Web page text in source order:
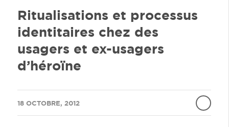
Ritualisations et processus
identitaires chez des
usagers et ex-usagers
d’héroïne
18 OCTOBRE, 2012
/